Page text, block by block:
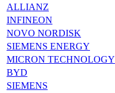
ALLIANZ
INFINEON
NOVO NORDISK
SIEMENS ENERGY
MICRON TECHNOLOGY
BYD
SIEMENS